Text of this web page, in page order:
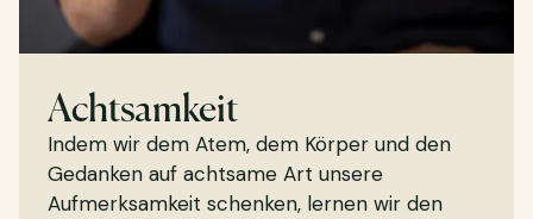
Achtsamkeit
Indem wir dem Atem, dem Körper und den
Gedanken auf achtsame Art unsere
Aufmerksamkeit schenken, lernen wir den